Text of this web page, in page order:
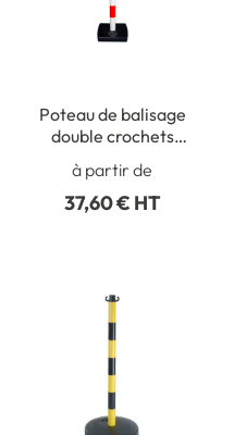
Poteau de balisage
double crochets
intermédiaires
à partir de
37,60 € HT